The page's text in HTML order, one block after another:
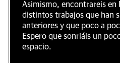
Asimismo, encontrareis en
distintos trabajos que han
anteriores y que poco a
Espero que sonriáis un
espacio.